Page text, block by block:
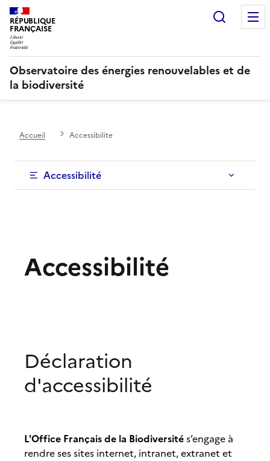
RÉPUBLIQUE
FRANÇAISE
Observatoire des énergies renouvelables et de
la biodiversité
Accueil Accessibilite
Accessibilité
Accessibilité
Déclaration
d'accessibilité
L'Office Français de la Biodiversité s’engage à
rendre ses sites internet, intranet, extranet et